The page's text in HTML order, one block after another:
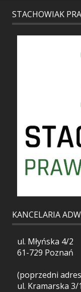
STACHOWIAK
KANCELARIA
ul. Młyńska 4/2
61-729 Poznań
(poprzedni
ul. Kramarska 3/